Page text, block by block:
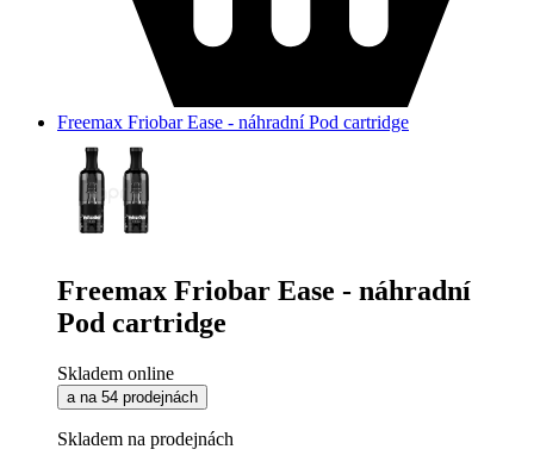
Freemax Friobar Ease - náhradní Pod cartridge
Freemax Friobar Ease - náhradní
Pod cartridge
Skladem online
a na 54 prodejnách
Skladem na prodejnách